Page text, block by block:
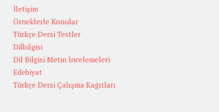
İletişim
Örneklerle Konular
Türkçe Dersi Testler
Dilbilgisi
Dil Bilgisi Metin İncelemeleri
Edebiyat
Türkçe Dersi Çalışma Kağıtları